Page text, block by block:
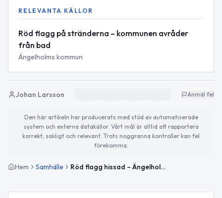
RELEVANTA KÄLLOR
Röd flagg på stränderna – kommunen avråder
från bad
Ängelholms kommun
Johan Larsson Anmäl fel
Den här artikeln har producerats med stöd av automatiserade
system och externa datakällor. Vårt mål är alltid att rapportera
korrekt, sakligt och relevant. Trots noggranna kontroller kan fel
förekomma.
Hem Samhälle Röd flagg hissad – Ängelholms kommun avråder från bad